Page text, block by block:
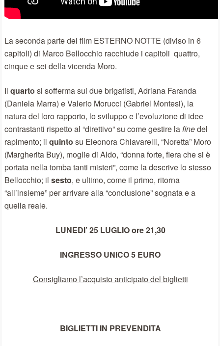
La seconda parte del film ESTERNO NOTTE (diviso in 6
capitoli) di Marco Bellocchio racchiude i capitoli quattro,
cinque e sei della vicenda Moro.
Ilquarto si sofferma sui due brigatisti, Adriana Faranda
(Daniela Marra) e Valerio Morucci (Gabriel Montesi), la
natura del loro rapporto, lo sviluppo e l’evoluzione di idee
contrastanti rispetto al “direttivo” su come gestire lafinedel
rapimento; ilquinto su Eleonora Chiavarelli, “Noretta” Moro
(Margherita Buy), moglie di Aldo, “donna forte, fiera che si è
portata nella tomba tanti misteri”, come la descrive lo stesso
Bellocchio; ilsesto, e ultimo, come il primo, ritorna
“all’insieme” per arrivare alla “conclusione” sognata e a
quella reale.
LUNEDI’ 25 LUGLIO ore 21,30
INGRESSO UNICO 5 EURO
Consigliamo l’acquisto anticipato del biglietti
BIGLIETTI IN PREVENDITA